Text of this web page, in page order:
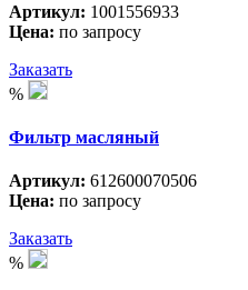
Артикул: 1001556933
Цена: по запросу
Заказать
%
Фильтр масляный
Артикул: 612600070506
Цена: по запросу
Заказать
%